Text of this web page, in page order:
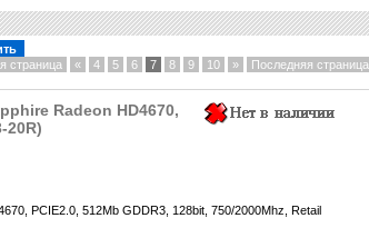
страница « 4 5 6 7 8 9 10 » Последняя страница
Radeon HD4670,
20R)
PCIE2.0, 512Mb GDDR3, 128bit, 750/2000Mhz, Retail